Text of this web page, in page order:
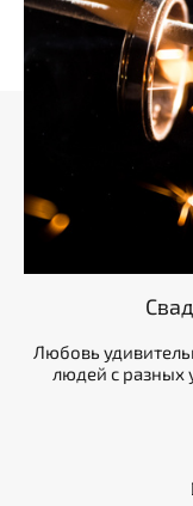
Любовь
людей с разных